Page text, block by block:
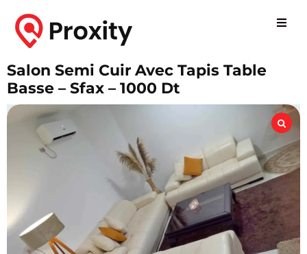
Salon Semi Cuir Avec Tapis Table
Basse – Sfax – 1000 Dt